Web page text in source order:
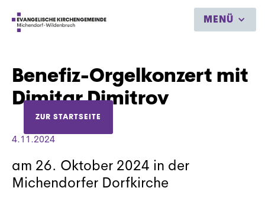
MENÜ
ZUR STARTSEITE
Benefiz-Orgelkonzert mit
Dimitar Dimitrov
4.11.2024
am 26. Oktober 2024 in der
Michendorfer Dorfkirche